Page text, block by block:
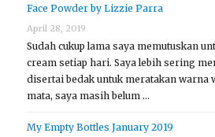
Face Powder by Lizzie Parra
April 28, 2019
Sudah cukup lama saya memutuskan
cream setiap hari. Saya lebih sering
disertai bedak untuk meratakan warna
mata, saya masih belum …
My Empty Bottles January 2019